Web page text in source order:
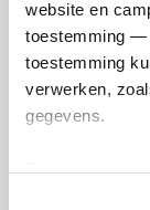
website en
toestemming —
toestemming
verwerken,
gegevens.